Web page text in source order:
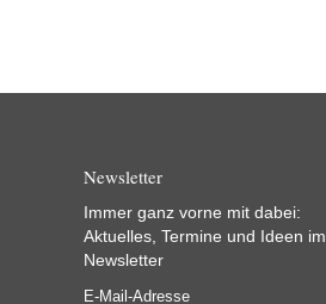
Newsletter
Immer ganz vorne mit dabei:
Aktuelles, Termine und Ideen im
Newsletter
E-Mail-Adresse